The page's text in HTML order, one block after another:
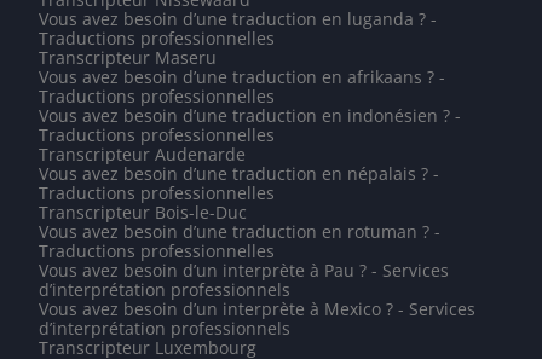
Vous avez besoin d’une traduction en luganda ? -
Traductions professionnelles
Transcripteur Maseru
Vous avez besoin d’une traduction en afrikaans ? -
Traductions professionnelles
Vous avez besoin d’une traduction en indonésien ? -
Traductions professionnelles
Transcripteur Audenarde
Vous avez besoin d’une traduction en népalais ? -
Traductions professionnelles
Transcripteur Bois-le-Duc
Vous avez besoin d’une traduction en rotuman ? -
Traductions professionnelles
Vous avez besoin d’un interprète à Pau ? - Services
d’interprétation professionnels
Vous avez besoin d’un interprète à Mexico ? - Services
d’interprétation professionnels
Transcripteur Luxembourg